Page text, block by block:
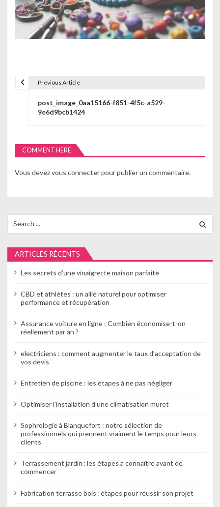
i
g
a
i
o
n
d
’
r
c
l
Previous Article
post_image_0aa15166-f851-4f5c-a529-
9e6d9bcb1424
COMMENT HERE
Vous devezvous connecterpour publier un commentaire.
for:
ARTICLES RÉCENTS
Les secrets d’une vinaigrette maison parfaite
CBD et athlètes : un allié naturel pour optimiser
performance et récupération
Assurance voiture en ligne : Combien économise-t-on
réellement par an ?
electriciens : comment augmenter le taux d’acceptation de
vos devis
Entretien de piscine : les étapes à ne pas négliger
Optimiser l’installation d’une climatisation muret
Sophrologie à Blanquefort : notre sélection de
professionnels qui prennent vraiment le temps pour leurs
clients
Terrassement jardin : les étapes à connaître avant de
commencer
Fabrication terrasse bois : étapes pour réussir son projet